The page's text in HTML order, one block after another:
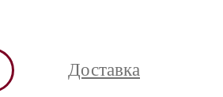
Доставка